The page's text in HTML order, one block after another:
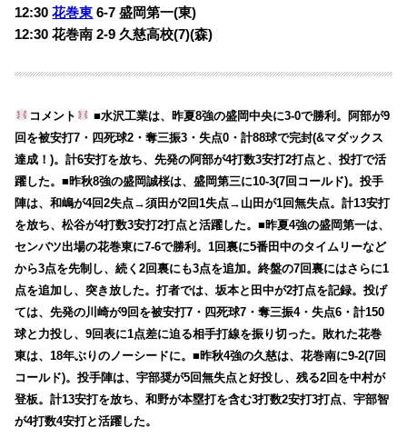
12:30花巻東 6-7 盛岡第一(東)
12:30 花巻南 2-9 久慈高校(7)(森)
コメント
■水沢工業は、昨夏8強の盛岡中央に3-0で勝利。阿部が9
回を被安打7・四死球2・奪三振3・失点0・計88球で完封(&マダックス
達成！)。計6安打を放ち、先発の阿部が4打数3安打2打点と、投打で活
躍した。■昨秋8強の盛岡誠桜は、盛岡第三に10-3(7回コールド)。投手
陣は、和嶋が4回2失点→須田が2回1失点→山田が1回無失点。計13安打
を放ち、松谷が4打数3安打2打点と活躍した。■昨夏4強の盛岡第一は、
センバツ出場の花巻東に7-6で勝利。1回裏に5番田中のタイムリーなど
から3点を先制し、続く2回裏にも3点を追加。終盤の7回裏にはさらに1
点を追加し、突き放した。打者では、坂本と田中が2打点を記録。投げ
ては、先発の川崎が9回を被安打7・四死球7・奪三振4・失点6・計150
球と力投し、9回表に1点差に迫る相手打線を振り切った。敗れた花巻
東は、18年ぶりのノーシードに。■昨秋4強の久慈は、花巻南に9-2(7回
コールド)。投手陣は、宇部奨が5回無失点と好投し、残る2回を中村が
登板。計13安打を放ち、和野が本塁打を含む3打数2安打3打点、宇部智
が4打数4安打と活躍した。